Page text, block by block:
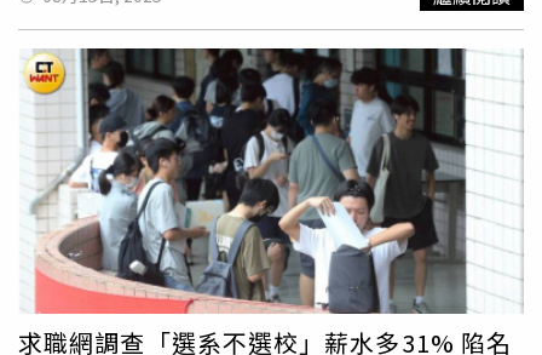
境；更有16.2%的人認為理想加薪幅度應超過2萬元。不過
84%勞工悲觀認為「加薪無望」，也有83.6%憂心全球關稅
戰將進一步壓縮調薪機會。而為了抗漲，上班族展開「開源
節流」計畫。調查指出，94.1%受訪者已制定省錢或節能方
案，期望每月平均能少花3,968元，相當於每天節省約132
元。然而節流有限、投資又不易獲利。雖然有92.9%上班族
規劃投資，53.8%已經付諸行動，但投報表現兩極，平均報
酬率甚至為負20.8%，顯示靠理財累積財富並不容易。因此
經營副業成為熱門選項，調查發現，高達93.2%上班族有意
成為「斜槓族」，最夢幻的斜槓工作前三名分別是
YouTuber、網拍業者與直播主，期望平均年薪可達81萬
元。斜槓動機以增加收入（78.8%）為首，其次是避免失業
求職網調查「選系不選校」薪水多31% 陷名